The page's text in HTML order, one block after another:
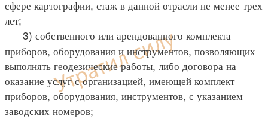
сфере картографии, стаж в данной отрасли не менее трех
лет;
3) собственного или арендованного комплекта
приборов, оборудования и инструментов, позволяющих
выполнять геодезические работы, либо договора на
оказание услуг с организацией, имеющей комплект
приборов, оборудования, инструментов, с указанием
заводских номеров;